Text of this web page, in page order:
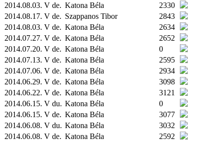
2014.08.03. V de. Katona Béla
2330
2014.08.17. V de. Szappanos Tibor
2843
2014.08.03. V de. Katona Béla
2634
2014.07.27. V de. Katona Béla
2652
2014.07.20. V de. Katona Béla
0
2014.07.13. V de. Katona Béla
2595
2014.07.06. V de. Katona Béla
2934
2014.06.29. V de. Katona Béla
3098
2014.06.22. V de. Katona Béla
3121
2014.06.15. V du. Katona Béla
0
2014.06.15. V de. Katona Béla
3077
2014.06.08. V du. Katona Béla
3032
2014.06.08. V de. Katona Béla
2592